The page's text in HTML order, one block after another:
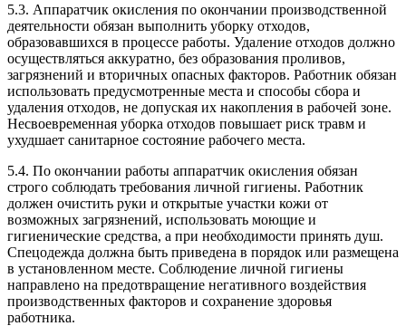
5.3. Аппаратчик окисления по окончании производственной
деятельности обязан выполнить уборку отходов,
образовавшихся в процессе работы. Удаление отходов должно
осуществляться аккуратно, без образования проливов,
загрязнений и вторичных опасных факторов. Работник обязан
использовать предусмотренные места и способы сбора и
удаления отходов, не допуская их накопления в рабочей зоне.
Несвоевременная уборка отходов повышает риск травм и
ухудшает санитарное состояние рабочего места.
5.4. По окончании работы аппаратчик окисления обязан
строго соблюдать требования личной гигиены. Работник
должен очистить руки и открытые участки кожи от
возможных загрязнений, использовать моющие и
гигиенические средства, а при необходимости принять душ.
Спецодежда должна быть приведена в порядок или размещена
в установленном месте. Соблюдение личной гигиены
направлено на предотвращение негативного воздействия
производственных факторов и сохранение здоровья
работника.